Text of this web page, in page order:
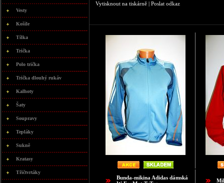
Vesty
Košile
Tílka
Trička
Polo trička
Trička dlouhý rukáv
Kalhoty
Šaty
Soupravy
Tepláky
Sukně
Kratasy
Třičtvrtáky
Vytisknout na tiskárně | Poslat odkaz
Bunda-mikina Adidas dámská